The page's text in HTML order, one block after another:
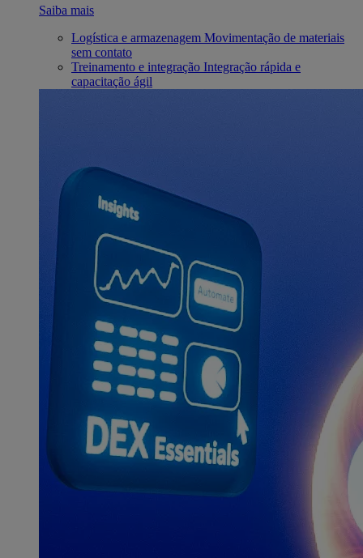
Saiba mais
Logística e armazenagem Movimentação de materiais
sem contato
Treinamento e integração Integração rápida e
capacitação ágil